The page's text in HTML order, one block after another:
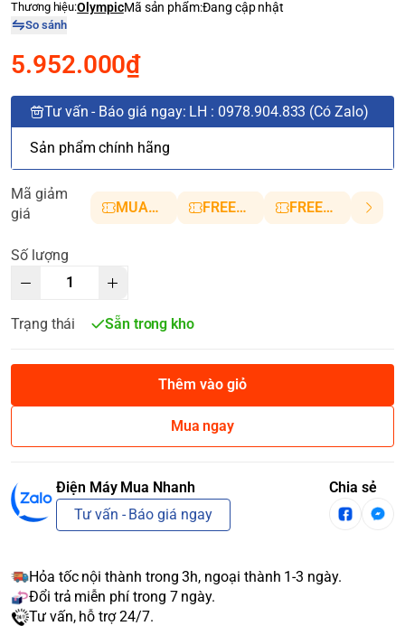
Thương hiệu:OlympicMã sản phẩm:Đang cập nhật
So sánh
5.952.000₫
Tư vấn - Báo giá ngay: LH : 0978.904.833 (Có Zalo)
Sản phẩm chính hãng
Mã giảm
giá
MUANHANH01 FREESHIP5 FREESHIP10
Số lượng
Trạng thái Sẵn trong kho
Thêm vào giỏ
Mua ngay
Điện Máy Mua Nhanh
Tư vấn - Báo giá ngay
Chia sẻ
Hỏa tốc nội thành trong 3h, ngoại thành 1-3 ngày.
Đổi trả miễn phí trong 7 ngày.
Tư vấn, hỗ trợ 24/7.